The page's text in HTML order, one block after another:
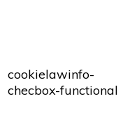
cookielawinfo-
checbox-functional